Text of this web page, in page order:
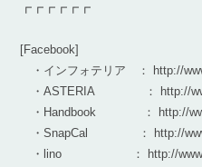
┏┏┏┏┏┏
[Facebook]
・インフォテリア ： http://
・ASTERIA ： http://
・Handbook ： http://
・SnapCal ： http://
・lino ： http://